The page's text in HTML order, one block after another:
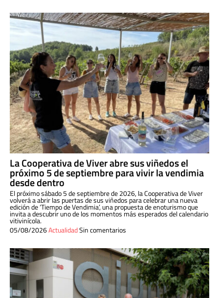
La Cooperativa de Viver abre sus viñedos el
próximo 5 de septiembre para vivir la vendimia
desde dentro
El próximo sábado 5 de septiembre de 2026, la Cooperativa de Viver
volverá a abrir las puertas de sus viñedos para celebrar una nueva
edición de ‘Tiempo de Vendimia’, una propuesta de enoturismo que
invita a descubrir uno de los momentos más esperados del calendario
vitivinícola.
05/08/2026ActualidadSin comentarios